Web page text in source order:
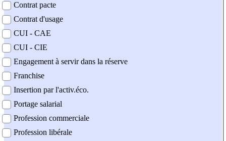
Contrat pacte
Contrat d'usage
CUI - CAE
CUI - CIE
Engagement à servir dans la réserve
Franchise
Insertion par l'activ.éco.
Portage salarial
Profession commerciale
Profession libérale